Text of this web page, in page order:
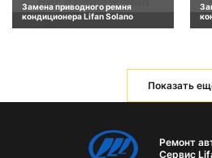
Замена приводного ремня
кондиционера Lifan Solano
Показать
Ремонт
Сервис